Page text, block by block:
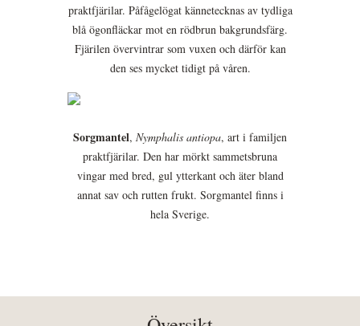
praktfjärilar. Påfågelögat kännetecknas av tydliga
blå ögonfläckar mot en rödbrun bakgrundsfärg.
Fjärilen övervintrar som vuxen och därför kan
den ses mycket tidigt på våren.
Sorgmantel, Nymphalis antiopa, art i familjen
praktfjärilar. Den har mörkt sammetsbruna
vingar med bred, gul ytterkant och äter bland
annat sav och rutten frukt. Sorgmantel finns i
hela Sverige.